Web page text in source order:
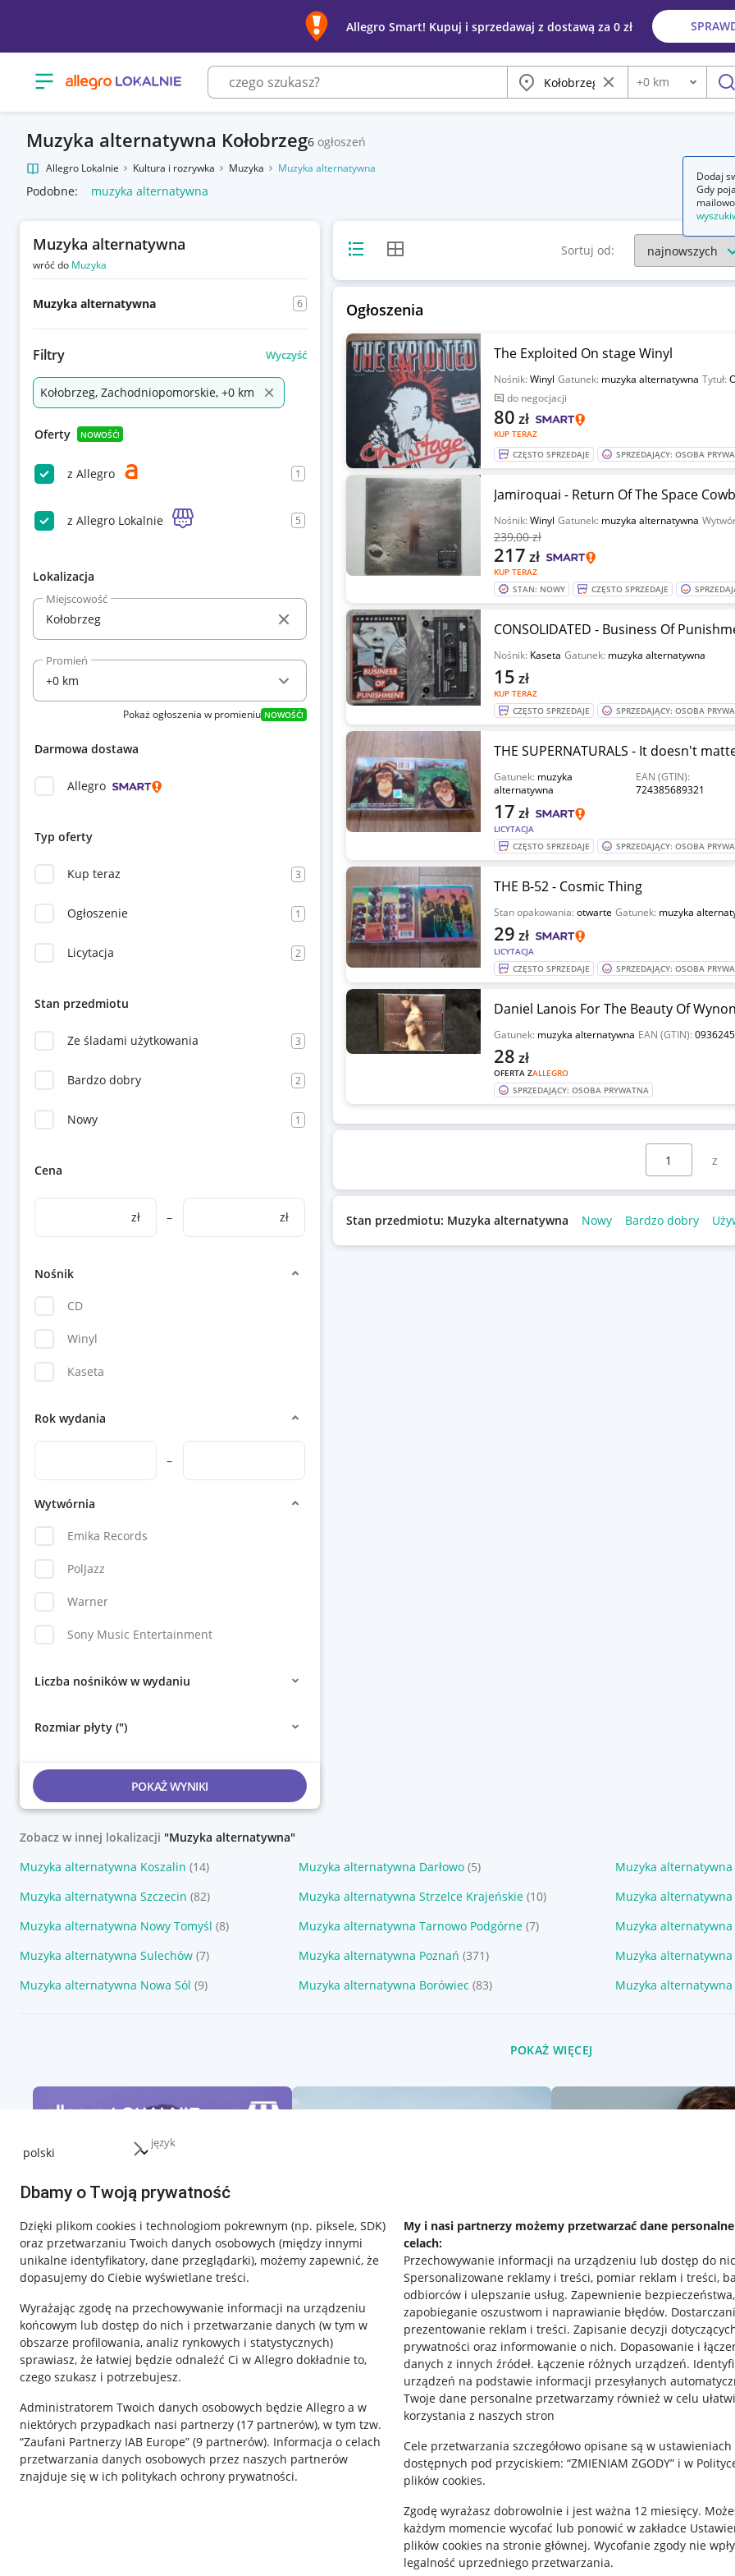
język
Dbamy o Twoją prywatność
Dzięki plikom cookies i technologiom pokrewnym (np. piksele, SDK)
oraz przetwarzaniu Twoich danych osobowych (między innymi
unikalne identyfikatory, dane przeglądarki), możemy zapewnić, że
dopasujemy do Ciebie wyświetlane treści.
Wyrażając zgodę na przechowywanie informacji na urządzeniu
końcowym lub dostęp do nich i przetwarzanie danych (w tym w
obszarze profilowania, analiz rynkowych i statystycznych)
sprawiasz, że łatwiej będzie odnaleźć Ci w Allegro dokładnie to,
czego szukasz i potrzebujesz.
Administratorem Twoich danych osobowych będzie Allegro a w
niektórych przypadkach nasi partnerzy (17 partnerów), w tym tzw.
“Zaufani Partnerzy IAB Europe” (9 partnerów). Informacja o celach
przetwarzania danych osobowych przez naszych partnerów
znajduje się w ich politykach ochrony prywatności.
My i nasi partnerzy możemy przetwarzać dane
celach:
Przechowywanie informacji na urządzeniu lub dostęp do
Spersonalizowane reklamy i treści, pomiar reklam i treści,
odbiorców i ulepszanie usług. Zapewnienie bezpieczeństwa,
zapobieganie oszustwom i naprawianie błędów.
prezentowanie reklam i treści. Zapisanie decyzji
prywatności oraz informowanie o nich. Dopasowanie i
danych z innych źródeł. Łączenie różnych urządzeń.
urządzeń na podstawie informacji przesyłanych
Twoje dane personalne przetwarzamy również w celu
korzystania z naszych stron
Cele przetwarzania szczegółowo opisane są w ustawieniach
dostępnych pod przyciskiem: “ZMIENIAM ZGODY” i w
plików cookies.
Zgodę wyrażasz dobrowolnie i jest ważna 12 miesięcy.
każdym momencie wycofać lub ponowić w zakładce
plików cookies na stronie głównej. Wycofanie zgody nie
legalność uprzedniego przetwarzania.
Allegro Smart! Kupuj i sprzedawaj z dostawą za 0 zł
Otwórz menu z kategoriami Miasto Wyczyść frazę
Odległość
+0 km
Muzyka alternatywna Kołobrzeg6 ogłoszeń
Allegro Lokalnie Kultura i rozrywka Muzyka Muzyka alternatywna
Podobne: muzyka alternatywna
Muzyka alternatywna
wróć do Muzyka
Muzyka alternatywna 6
Filtry Wyczyść
Kołobrzeg, Zachodniopomorskie, +0 km
Oferty NOWOŚĆ!
z Allegro 1
z Allegro Lokalnie 5
Lokalizacja
Miejscowość
Promień
Pokaż ogłoszenia w promieniu NOWOŚĆ!
Darmowa dostawa
Allegro
Typ oferty
Kup teraz 3
Ogłoszenie 1
Licytacja 2
Stan przedmiotu
Ze śladami użytkowania 3
Bardzo dobry 2
Nowy 1
Cena
zł – zł
Nośnik
CD
Winyl
Kaseta
Rok wydania
–
Wytwórnia
Emika Records
PolJazz
Warner
Sony Music Entertainment
Liczba nośników w wydaniu
Rozmiar płyty (")
POKAŻ WYNIKI
Widok listyWidok siatki Sortuj od:
Ogłoszenia
The Exploited On stage Winyl
Nośnik:Winyl Gatunek: muzyka alternatywna Tytuł:
do negocjacji
KUP TERAZ
80 zł
CZĘSTO SPRZEDAJE SPRZEDAJĄCY: OSOBA
Jamiroquai - Return Of The Space
Nośnik:Winyl Gatunek: muzyka alternatywna
239,00 zł
KUP TERAZ
217 zł
STAN: NOWY CZĘSTO SPRZEDAJE
Nośnik: Kaseta Gatunek: muzyka alternatywna
KUP TERAZ
15 zł
CZĘSTO SPRZEDAJE SPRZEDAJĄCY: OSOBA
THE SUPERNATURALS - It doesn't
Gatunek: muzyka
alternatywna
EAN (GTIN):
724385689321
LICYTACJA
17 zł
CZĘSTO SPRZEDAJE SPRZEDAJĄCY: OSOBA
THE B-52 - Cosmic Thing
Stan opakowania:otwarte Gatunek: muzyka
LICYTACJA
29 zł
CZĘSTO SPRZEDAJE SPRZEDAJĄCY: OSOBA
Daniel Lanois For The Beauty Of
Gatunek: muzyka alternatywna EAN (GTIN):
OFERTA ZALLEGRO
28 zł
SPRZEDAJĄCY: OSOBA PRYWATNA
Wybierz stronę:
z
Stan przedmiotu: Muzyka alternatywna Nowy Bardzo dobry
Zobacz w innej lokalizacji "Muzyka alternatywna"
Muzyka alternatywna Koszalin (14) Muzyka alternatywna Darłowo (5) Muzyka
Muzyka alternatywna Szczecin (82) Muzyka alternatywna Strzelce Krajeńskie (10) Muzyka
Muzyka alternatywna Nowy Tomyśl (8) Muzyka alternatywna Tarnowo Podgórne (7) Muzyka
Muzyka alternatywna Sulechów (7) Muzyka alternatywna Poznań (371) Muzyka alternatywna
Muzyka alternatywna Nowa Sól (9) Muzyka alternatywna Borówiec (83) Muzyka alternatywna
POKAŻ WIĘCEJ
Przydatne informacje
Jak to działa
Napisz do nas
Allegro Gadane dla sprzedających
Regulamin
Polityka plików "cookies"
Ustawienia plików "cookies"
Udostępnianie lokalizacji
Informacje dla Aktu o Usługach Cyfrowych
Pobierz aplikację
Dodaj
Gdy